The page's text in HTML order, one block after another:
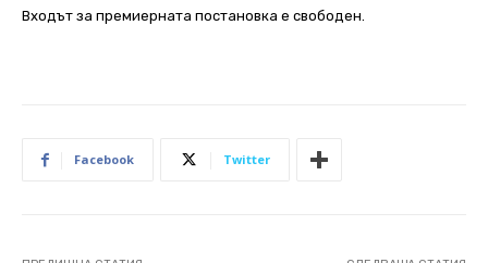
Входът за премиерната постановка е свободен.
Facebook Twitter